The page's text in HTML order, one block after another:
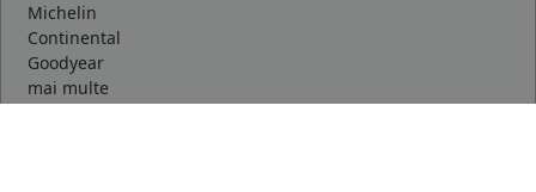
Michelin
Continental
Goodyear
mai multe